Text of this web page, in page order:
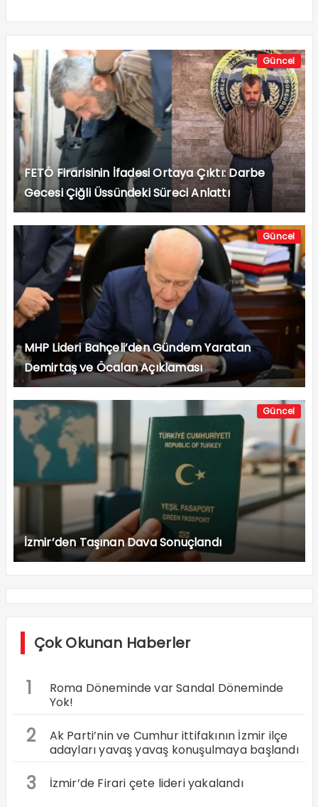
Güncel
FETÖ Firarisinin İfadesi Ortaya Çıktı: Darbe
Gecesi Çiğli Üssündeki Süreci Anlattı
Güncel
MHP Lideri Bahçeli’den Gündem Yaratan
Demirtaş ve Öcalan Açıklaması
Güncel
İzmir’den Taşınan Dava Sonuçlandı
Çok Okunan Haberler
1
Roma Döneminde var Sandal Döneminde
Yok!
2
Ak Parti’nin ve Cumhur ittifakının İzmir ilçe
adayları yavaş yavaş konuşulmaya başlandı
3 İzmir’de Firari çete lideri yakalandı